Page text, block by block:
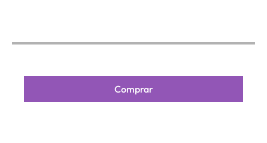
Comprar